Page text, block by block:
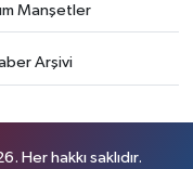
Manşetler
Arşivi
Her hakkı saklıdır.